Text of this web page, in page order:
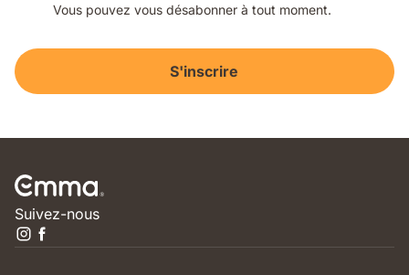
Vous pouvez vous désabonner à tout moment.
S'inscrire
Suivez-nous